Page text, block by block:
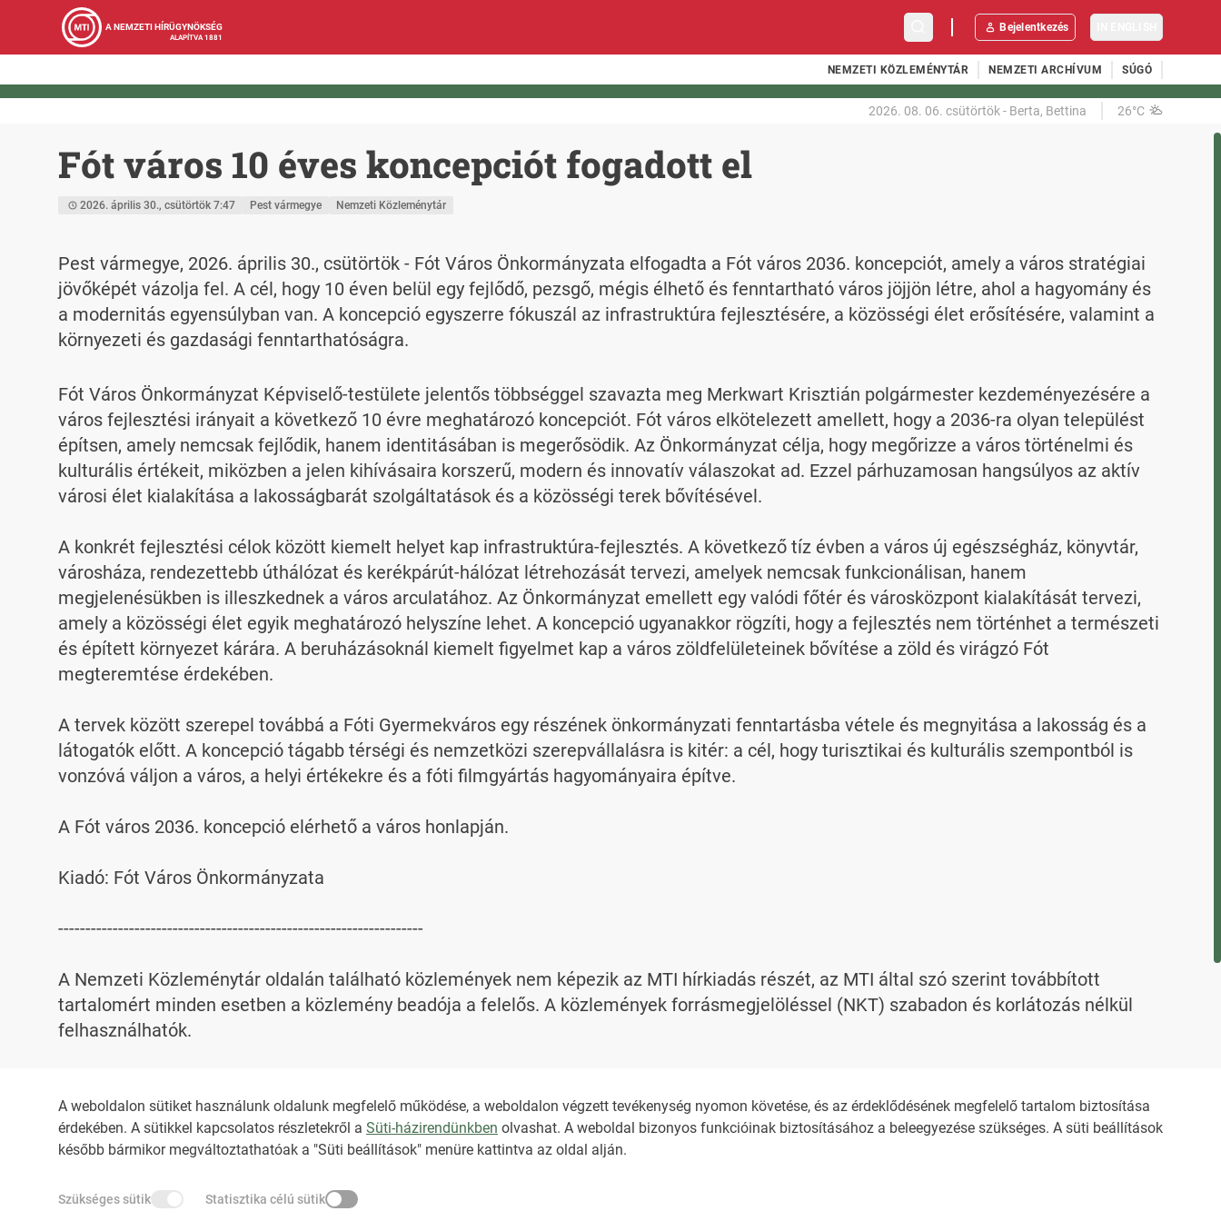
A weboldalon sütiket használunk oldalunk megfelelő működése, a weboldalon végzett tevékenység nyomon követése, és az érdeklődésének megfelelő tartalom biztosítása
érdekében. A sütikkel kapcsolatos részletekről a Süti-házirendünkben olvashat. A weboldal bizonyos funkcióinak biztosításához a beleegyezése szükséges. A süti beállítások
később bármikor megváltoztathatóak a "Süti beállítások" menüre kattintva az oldal alján.
Szükséges sütik Statisztika célú sütik
A NEMZETI HÍRÜGYNÖKSÉG
ALAPÍTVA 1881
Bejelentkezés
NEMZETI KÖZLEMÉNYTÁR NEMZETI ARCHÍVUM SÚGÓ
2026. 08. 06. csütörtök- Berta, Bettina 26°C
Fót város 10 éves koncepciót fogadott el
2026. április 30., csütörtök 7:47 Pest vármegye Nemzeti Közleménytár
Pest vármegye, 2026. április 30., csütörtök - Fót Város Önkormányzata elfogadta a Fót város 2036. koncepciót, amely a város stratégiai
jövőképét vázolja fel. A cél, hogy 10 éven belül egy fejlődő, pezsgő, mégis élhető és fenntartható város jöjjön létre, ahol a hagyomány és
a modernitás egyensúlyban van. A koncepció egyszerre fókuszál az infrastruktúra fejlesztésére, a közösségi élet erősítésére, valamint a
környezeti és gazdasági fenntarthatóságra.
Fót Város Önkormányzat Képviselő-testülete jelentős többséggel szavazta meg Merkwart Krisztián polgármester kezdeményezésére a
város fejlesztési irányait a következő 10 évre meghatározó koncepciót. Fót város elkötelezett amellett, hogy a 2036-ra olyan települést
építsen, amely nemcsak fejlődik, hanem identitásában is megerősödik. Az Önkormányzat célja, hogy megőrizze a város történelmi és
kulturális értékeit, miközben a jelen kihívásaira korszerű, modern és innovatív válaszokat ad. Ezzel párhuzamosan hangsúlyos az aktív
városi élet kialakítása a lakosságbarát szolgáltatások és a közösségi terek bővítésével.
A konkrét fejlesztési célok között kiemelt helyet kap infrastruktúra-fejlesztés. A következő tíz évben a város új egészségház, könyvtár,
városháza, rendezettebb úthálózat és kerékpárút-hálózat létrehozását tervezi, amelyek nemcsak funkcionálisan, hanem
megjelenésükben is illeszkednek a város arculatához. Az Önkormányzat emellett egy valódi főtér és városközpont kialakítását tervezi,
amely a közösségi élet egyik meghatározó helyszíne lehet. A koncepció ugyanakkor rögzíti, hogy a fejlesztés nem történhet a természeti
és épített környezet kárára. A beruházásoknál kiemelt figyelmet kap a város zöldfelületeinek bővítése a zöld és virágzó Fót
megteremtése érdekében.
A tervek között szerepel továbbá a Fóti Gyermekváros egy részének önkormányzati fenntartásba vétele és megnyitása a lakosság és a
látogatók előtt. A koncepció tágabb térségi és nemzetközi szerepvállalásra is kitér: a cél, hogy turisztikai és kulturális szempontból is
vonzóvá váljon a város, a helyi értékekre és a fóti filmgyártás hagyományaira építve.
A Fót város 2036. koncepció elérhető a város honlapján.
Kiadó: Fót Város Önkormányzata
-------------------------------------------------------------------
A Nemzeti Közleménytár oldalán található közlemények nem képezik az MTI hírkiadás részét, az MTI által szó szerint továbbított
tartalomért minden esetben a közlemény beadója a felelős. A közlemények forrásmegjelöléssel (NKT) szabadon és korlátozás nélkül
felhasználhatók.
HIRADO.HU MEDIAKLIKK.HU
M4SPORT.HU NEMZETISPORT.HU